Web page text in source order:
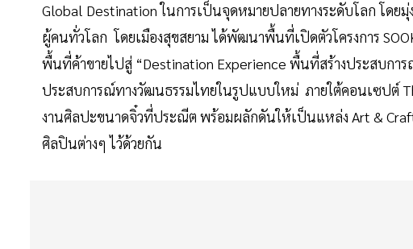
Global Destination ในการเป็นจุดหมายปลายทางระดับโลก โดย
ผู้คนทั่วโลก โดยเมืองสุขสยาม ได้พัฒนาพื้นที่เปิดตัวโครงการ
พื้นที่ค้าขายไปสู่ “Destination Experience พื้นที่สร้างประสบกา
ประสบการณ์ทางวัฒนธรรมไทยในรูปแบบใหม่ ภายใต้คอนเซปต์
งานศิลปะขนาดจิ๋วที่ประณีต พร้อมผลักดันให้เป็นแหล่ง Art &
ศิลปินต่างๆ ไว้ด้วยกัน